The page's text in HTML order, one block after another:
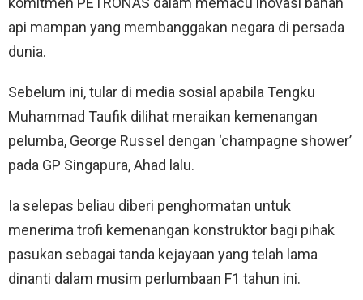
api mampan yang membanggakan negara di persada
dunia.
Sebelum ini, tular di media sosial apabila Tengku
Muhammad Taufik dilihat meraikan kemenangan
pelumba, George Russel dengan ‘champagne shower’
pada GP Singapura, Ahad lalu.
Ia selepas beliau diberi penghormatan untuk
menerima trofi kemenangan konstruktor bagi pihak
pasukan sebagai tanda kejayaan yang telah lama
dinanti dalam musim perlumbaan F1 tahun ini.